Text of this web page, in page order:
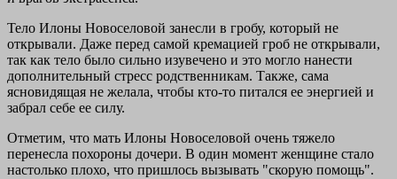
Тело Илоны Новоселовой занесли в гробу, который не
открывали. Даже перед самой кремацией гроб не открывали,
так как тело было сильно изувечено и это могло нанести
дополнительный стресс родственникам. Также, сама
ясновидящая не желала, чтобы кто-то питался ее энергией и
забрал себе ее силу.
Отметим, что мать Илоны Новоселовой очень тяжело
перенесла похороны дочери. В один момент женщине стало
настолько плохо, что пришлось вызывать "скорую помощь".